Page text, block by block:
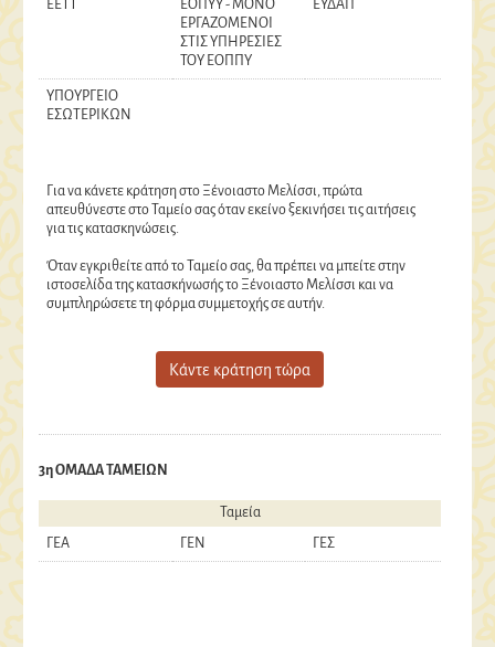
EETT
ΕΟΠΥΥ - ΜΟΝΟ
ΕΡΓΑΖΟΜΕΝΟΙ
ΣΤΙΣ ΥΠΗΡΕΣΙΕΣ
ΤΟΥ ΕΟΠΠΥ
ΕΥΔΑΠ
ΥΠΟΥΡΓΕΙΟ
ΕΣΩΤΕΡΙΚΩΝ
Για να κάνετε κράτηση στο Ξένοιαστο Μελίσσι, πρώτα
απευθύνεστε στο Ταμείο σας όταν εκείνο ξεκινήσει τις αιτήσεις
για τις κατασκηνώσεις.
Όταν εγκριθείτε από το Ταμείο σας, θα πρέπει να μπείτε στην
ιστοσελίδα της κατασκήνωσής το Ξένοιαστο Μελίσσι και να
συμπληρώσετε τη φόρμα συμμετοχής σε αυτήν.
Κάντε κράτηση τώρα
3η ΟΜΑΔΑ ΤΑΜΕΙΩΝ
Ταμεία
ΓΕΑ
ΓΕΝ ΓΕΣ